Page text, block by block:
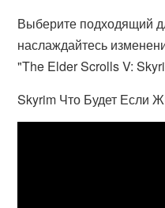
Выберите подходящий
наслаждайтесь
"The Elder Scrolls V:
Skyrim Что Будет